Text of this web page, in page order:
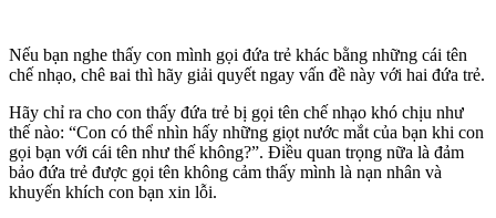
Nếu bạn nghe thấy con mình gọi đứa trẻ khác bằng những cái tên
chế nhạo, chê ʙai thì hãy giải quyết ngay vấn đề này với hai đứa trẻ.
Hãy chỉ ra cho con thấy đứa trẻ bị gọi tên chế nhạo khó chịu như
thế nào: “Con có thể nhìn hấy những giọt nước mắt của bạn khi con
gọi bạn với cái tên như thế không?”. Điều quan trọng nữa là đảm
bảo đứa trẻ được gọi tên không cảm thấy mình là nạn nhân và
khuyến khích con bạn xin lỗi.